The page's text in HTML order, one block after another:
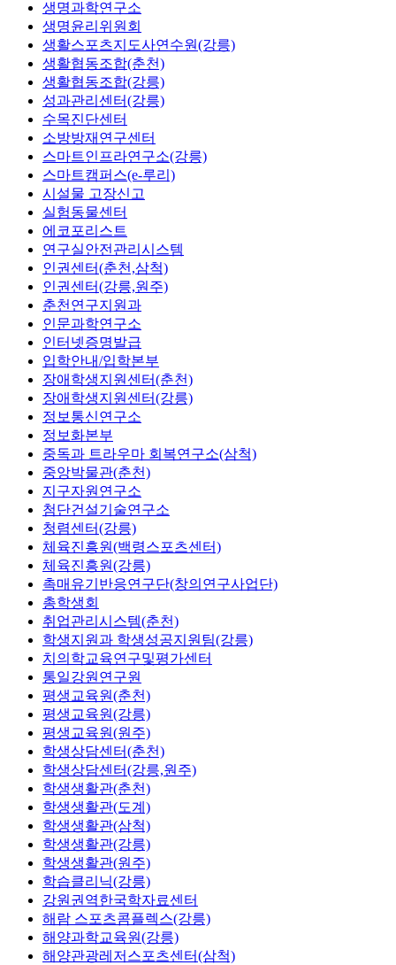
생명과학연구소
생명윤리위원회
생활스포츠지도사연수원(강릉)
생활협동조합(춘천)
생활협동조합(강릉)
성과관리센터(강릉)
수목진단센터
소방방재연구센터
스마트인프라연구소(강릉)
스마트캠퍼스(e-루리)
시설물 고장신고
실험동물센터
에코포리스트
연구실안전관리시스템
인권센터(춘천,삼척)
인권센터(강릉,원주)
춘천연구지원과
인문과학연구소
인터넷증명발급
입학안내/입학본부
장애학생지원센터(춘천)
장애학생지원센터(강릉)
정보통신연구소
정보화본부
중독과 트라우마 회복연구소(삼척)
중앙박물관(춘천)
지구자원연구소
첨단건설기술연구소
청렴센터(강릉)
체육진흥원(백령스포츠센터)
체육진흥원(강릉)
촉매유기반응연구단(창의연구사업단)
총학생회
취업관리시스템(춘천)
학생지원과 학생성공지원팀(강릉)
치의학교육연구및평가센터
통일강원연구원
평생교육원(춘천)
평생교육원(강릉)
평생교육원(원주)
학생상담센터(춘천)
학생상담센터(강릉,원주)
학생생활관(춘천)
학생생활관(도계)
학생생활관(삼척)
학생생활관(강릉)
학생생활관(원주)
학습클리닉(강릉)
강원권역한국학자료센터
해람 스포츠콤플렉스(강릉)
해양과학교육원(강릉)
해양관광레저스포츠센터(삼척)